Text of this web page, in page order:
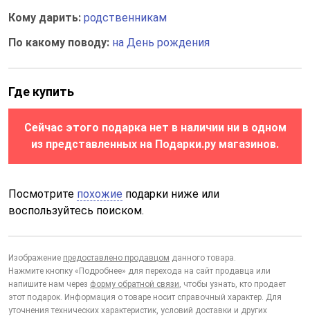
Кому дарить: родственникам
По какому поводу: на День рождения
Где купить
Сейчас этого подарка нет в наличии ни в одном
из представленных на Подарки.ру магазинов.
Посмотрите похожие подарки ниже или
воспользуйтесь поиском.
Изображение предоставлено продавцом данного товара.
Нажмите кнопку «Подробнее» для перехода на сайт продавца или
напишите нам через форму обратной связи, чтобы узнать, кто продает
этот подарок. Информация о товаре носит справочный характер. Для
уточнения технических характеристик, условий доставки и других